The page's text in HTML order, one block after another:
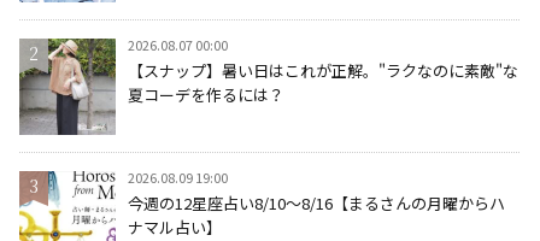
2026.08.07 00:00
【スナップ】暑い日はこれが正解。"ラクなのに素敵"な
夏コーデを作るには？
2026.08.09 19:00
今週の12星座占い8/10～8/16【まるさんの月曜からハ
ナマル占い】